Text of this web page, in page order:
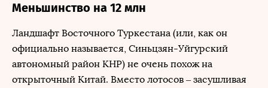
Меньшинство на 12 млн
Ландшафт Восточного Туркестана (или, как он
официально называется, Синьцзян-Уйгурский
автономный район КНР) не очень похож на
открыточный Китай. Вместо лотосов – засушливая